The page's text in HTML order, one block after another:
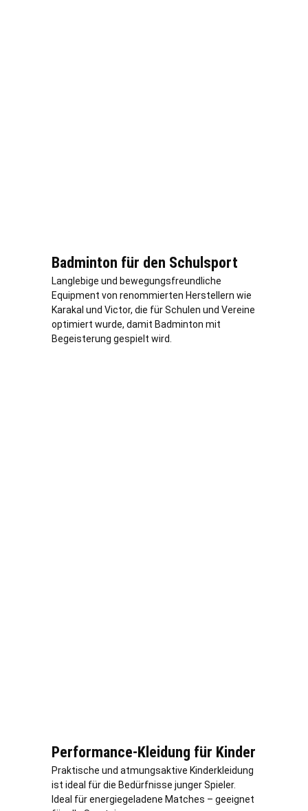
Badminton für den Schulsport
Langlebige und bewegungsfreundliche
Equipment von renommierten Herstellern wie
Karakal und Victor, die für Schulen und Vereine
optimiert wurde, damit Badminton mit
Begeisterung gespielt wird.
Performance-Kleidung für Kinder
Praktische und atmungsaktive Kinderkleidung
ist ideal für die Bedürfnisse junger Spieler.
Ideal für energiegeladene Matches – geeignet